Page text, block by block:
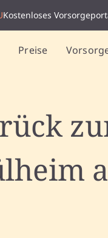
Kostenloses
Preise